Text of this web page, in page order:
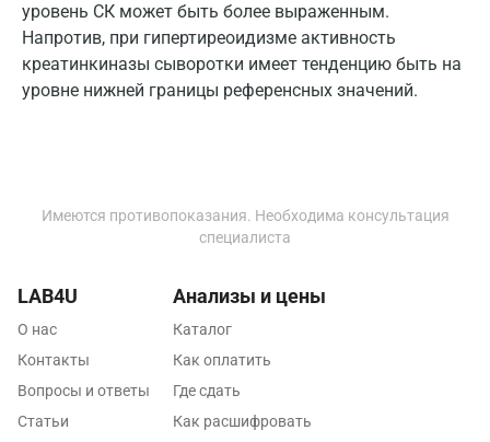
уровень СК может быть более выраженным.
Напротив, при гипертиреоидизме активность
креатинкиназы сыворотки имеет тенденцию быть на
уровне нижней границы референсных значений.
Новосибирск
Ногинск
Оренбург
Орехово-Зуево
Павловский посад
Имеются противопоказания. Необходима консультация
специалиста
LAB4U
О нас
Контакты
Вопросы и ответы
Статьи
Анализы и цены
Каталог
Как оплатить
Где сдать
Как расшифровать